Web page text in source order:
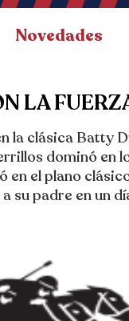
Novedades
LA
la clásica Batty
dominó en
en el plano
su padre en un